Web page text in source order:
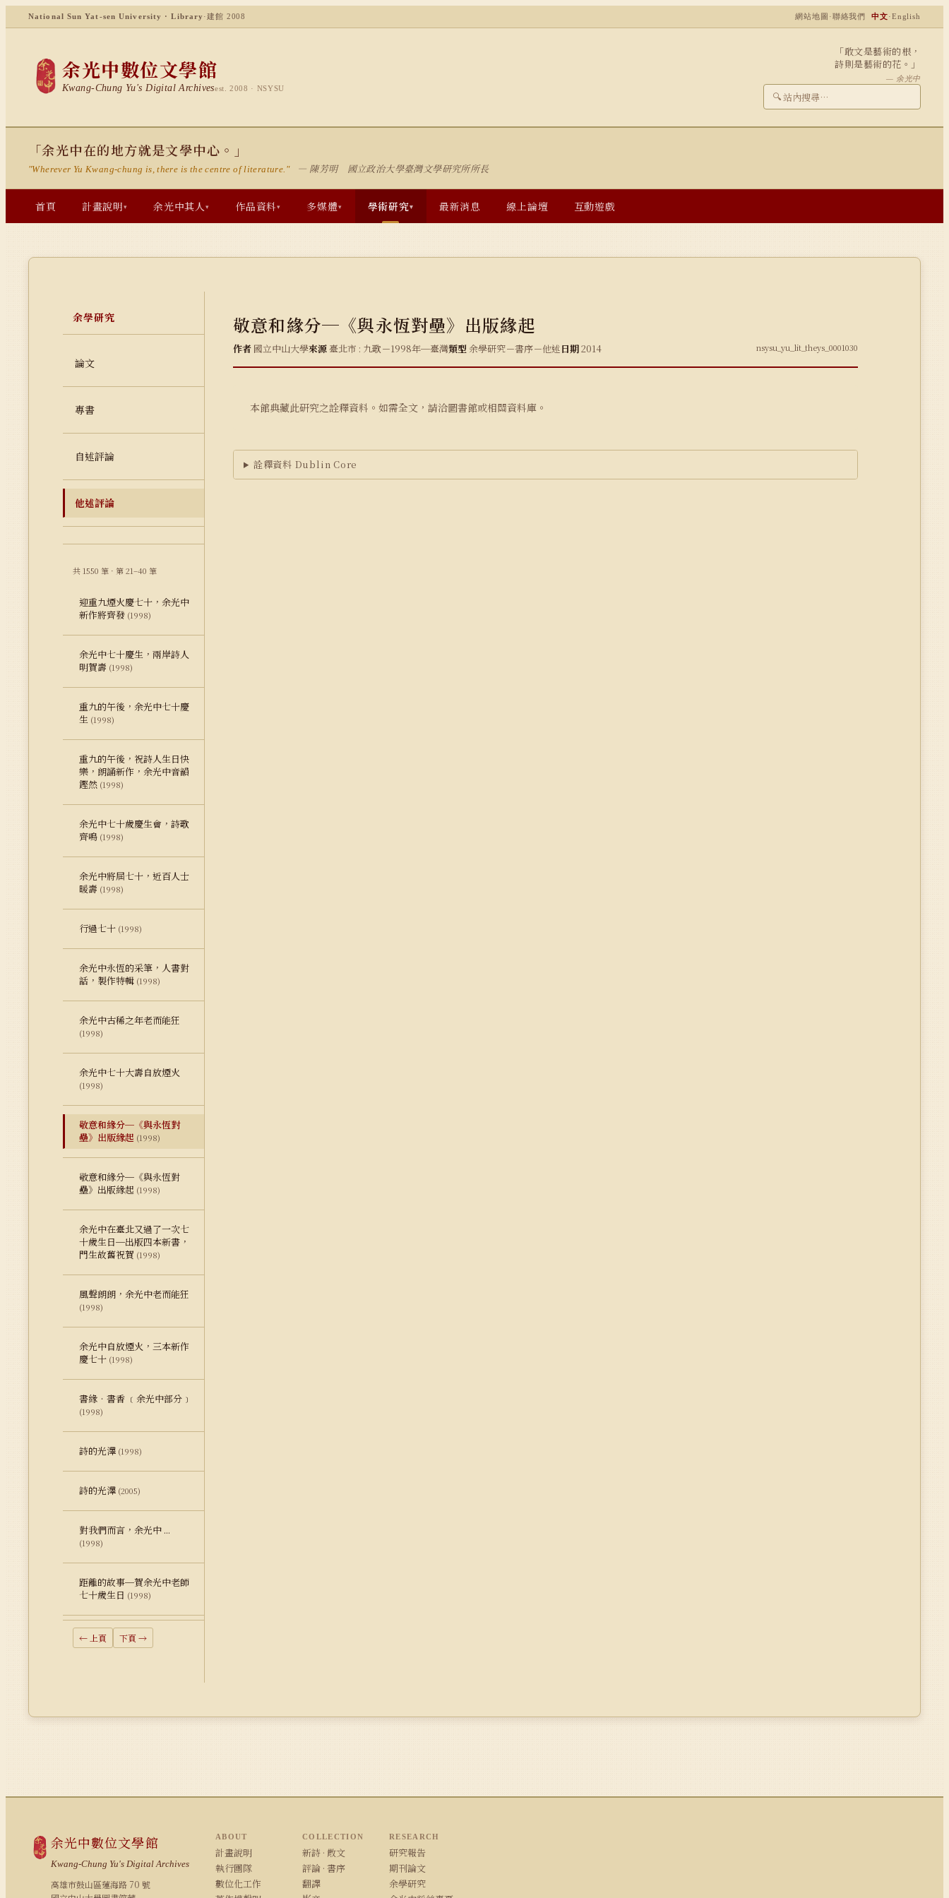
National Sun Yat-sen University · Library ·建館 2008 網站地圖 ·聯絡我們 中文·English
余光中數位文學館
Kwang-Chung Yu's Digital Archivesest. 2008 · NSYSU
「敢文是藝術的根，
詩則是藝術的花。」
— 余光中
🔍
「余光中在的地方就是文學中心。」
"Wherever Yu Kwang-chung is, there is the centre of literature." — 陳芳明 國立政治大學臺灣文學研究所所長
首頁 計畫說明▾ 余光中其人▾ 作品資料▾ 多媒體▾ 學術研究▾ 最新消息 線上論壇 互動遊戲
余學研究
論文
專書
自述評論
他述評論
共 1550 筆 · 第 21–40 筆
迎重九煙火慶七十，余光中
新作將齊發 (1998)
余光中七十慶生，兩岸詩人
明賀壽 (1998)
重九的午後，余光中七十慶
生 (1998)
重九的午後，祝詩人生日快
樂，朗誦新作，余光中音韻
鏗然 (1998)
余光中七十歲慶生會，詩歌
齊鳴 (1998)
余光中將屆七十，近百人士
暖壽 (1998)
行過七十 (1998)
余光中永恆的采筆，人書對
話，製作特輯 (1998)
余光中古稀之年老而能狂
(1998)
余光中七十大壽自放煙火
(1998)
敬意和緣分─《與永恆對
壘》出版緣起 (1998)
敬意和緣分─《與永恆對
壘》出版緣起 (1998)
余光中在臺北又過了一次七
十歲生日─出版四本新書，
門生故舊祝賀 (1998)
風聲朗朗，余光中老而能狂
(1998)
余光中自放煙火，三本新作
慶七十 (1998)
書緣‧書香 ﹝余光中部分﹞
(1998)
詩的光澤 (1998)
詩的光澤 (2005)
對我們而言，余光中 ...
(1998)
距離的故事─賀余光中老師
七十歲生日 (1998)
← 上頁 下頁 →
敬意和緣分─《與永恆對壘》出版緣起
作者 國立中山大學來源臺北市 : 九歌－1998年─臺灣類型 余學研究－書序－他述日期2014 nsysu_yu_lit_theys_0001030
本館典藏此研究之詮釋資料。如需全文，請洽圖書館或相關資料庫。
詮釋資料 Dublin Core
余光中數位文學館
Kwang-Chung Yu's Digital Archives
高雄市鼓山區蓮海路 70 號
ABOUT
計畫說明
執行團隊
數位化工作
COLLECTION
新詩 · 散文
評論 · 書序
翻譯
RESEARCH
研究報告
期刊論文
余學研究